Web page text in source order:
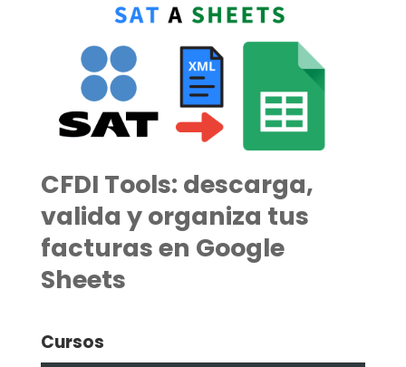
CFDI Tools: descarga,
valida y organiza tus
facturas en Google
Sheets
Cursos